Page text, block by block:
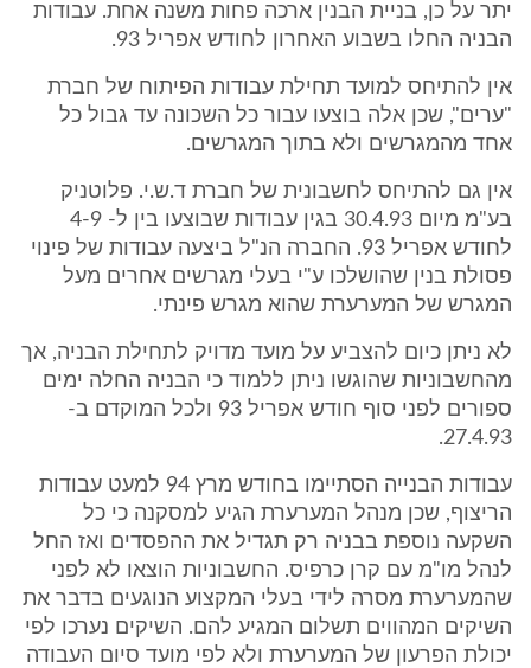
יתר על כן, בניית הבנין ארכה פחות משנה אחת. עבודות
הבניה החלו בשבוע האחרון לחודש אפריל 93.
אין להתיחס למועד תחילת עבודות הפיתוח של חברת
"ערים", שכן אלה בוצעו עבור כל השכונה עד גבול כל
אחד מהמגרשים ולא בתוך המגרשים.
אין גם להתיחס לחשבונית של חברת ד.ש.י. פלוטניק
בע"מ מיום 30.4.93 בגין עבודות שבוצעו בין ל- 4-9
לחודש אפריל 93. החברה הנ"ל ביצעה עבודות של פינוי
פסולת בנין שהושלכו ע"י בעלי מגרשים אחרים מעל
המגרש של המערערת שהוא מגרש פינתי.
לא ניתן כיום להצביע על מועד מדויק לתחילת הבניה, אך
מהחשבוניות שהוגשו ניתן ללמוד כי הבניה החלה ימים
ספורים לפני סוף חודש אפריל 93 ולכל המוקדם ב-
27.4.93.
עבודות הבנייה הסתיימו בחודש מרץ 94 למעט עבודות
הריצוף, שכן מנהל המערערת הגיע למסקנה כי כל
השקעה נוספת בבניה רק תגדיל את ההפסדים ואז החל
לנהל מו"מ עם קרן כרפיס. החשבוניות הוצאו לא לפני
שהמערערת מסרה לידי בעלי המקצוע הנוגעים בדבר את
השיקים המהווים תשלום המגיע להם. השיקים נערכו לפי
יכולת הפרעון של המערערת ולא לפי מועד סיום העבודה